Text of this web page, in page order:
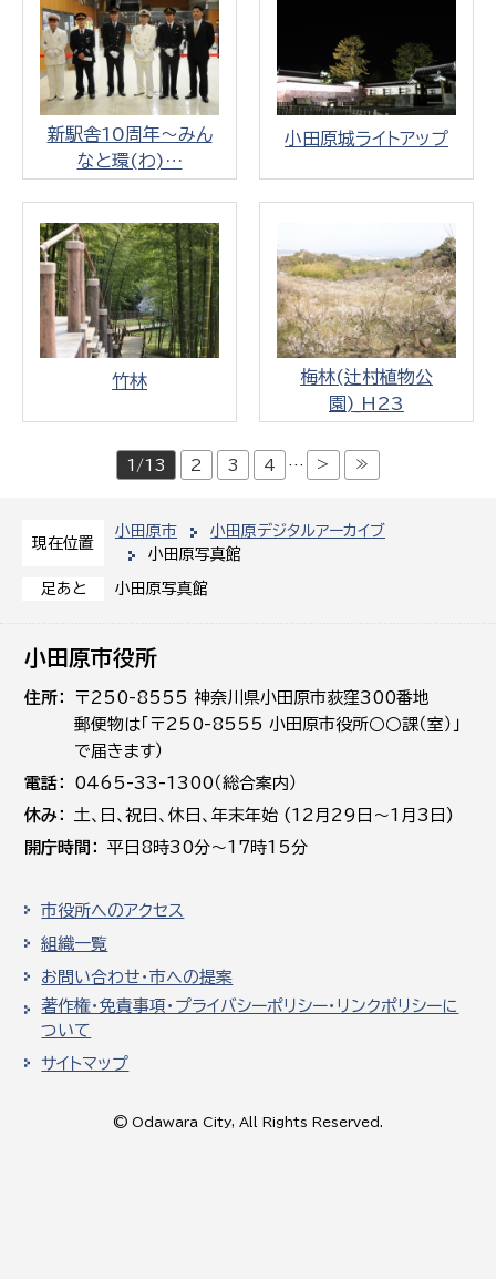
現在位置
小田原市
小田原デジタルアーカイブ
小田原写真館
足あと 小田原写真館
新駅舎10周年～みん
なと環(わ)…
小田原城ライトアップ
竹林
梅林(辻村植物公
園)_H23
1/13 2 3 4 … > ≫
小田原市役所
住所
〒250-8555 神奈川県小田原市荻窪300番地
郵便物は「〒250-8555 小田原市役所○○課（室）」
で届きます）
電話
0465-33-1300（総合案内）
休み
土､日､祝日、休日、年末年始 (12月29日～1月3日)
開庁時間
平日8時30分～17時15分
市役所へのアクセス
組織一覧
お問い合わせ・市への提案
著作権・免責事項・プライバシーポリシー・リンクポリシーに
ついて
サイトマップ
© Odawara City, All Rights Reserved.